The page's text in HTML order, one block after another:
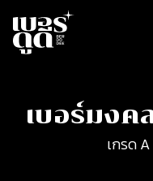
เบอร์มงค
เกรด